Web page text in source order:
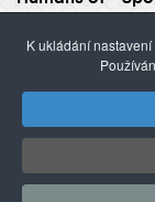
©2012–2026
K ukládání